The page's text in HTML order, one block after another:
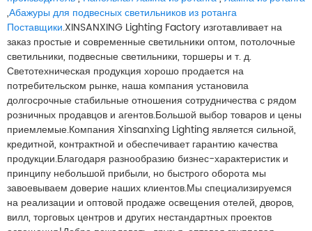
,Абажуры для подвесных светильников из ротанга
Поставщики.XINSANXING Lighting Factory изготавливает на
заказ простые и современные светильники оптом, потолочные
светильники, подвесные светильники, торшеры и т. д.
Светотехническая продукция хорошо продается на
потребительском рынке, наша компания установила
долгосрочные стабильные отношения сотрудничества с рядом
розничных продавцов и агентов.Большой выбор товаров и цены
приемлемые.Компания Xinsanxing Lighting является сильной,
кредитной, контрактной и обеспечивает гарантию качества
продукции.Благодаря разнообразию бизнес-характеристик и
принципу небольшой прибыли, но быстрого оборота мы
завоевываем доверие наших клиентов.Мы специализируемся
на реализации и оптовой продаже освещения отелей, дворов,
вилл, торговых центров и других нестандартных проектов